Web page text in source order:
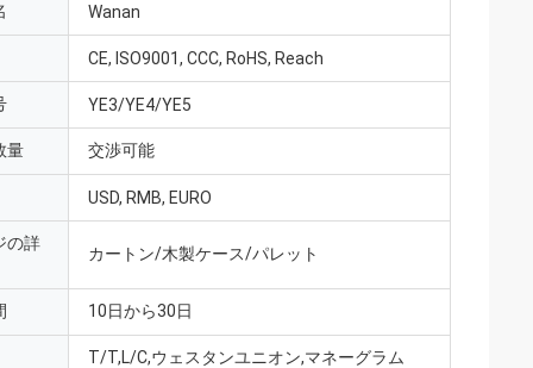
Wanan
CE, ISO9001, CCC, RoHS, Reach
YE3/YE4/YE5
量 交渉可能
USD, RMB, EURO
の詳
カートン/木製ケース/パレット
10日から30日
T/T,L/C,ウェスタンユニオン,マネーグラム